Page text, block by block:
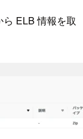
ELB 情報を取